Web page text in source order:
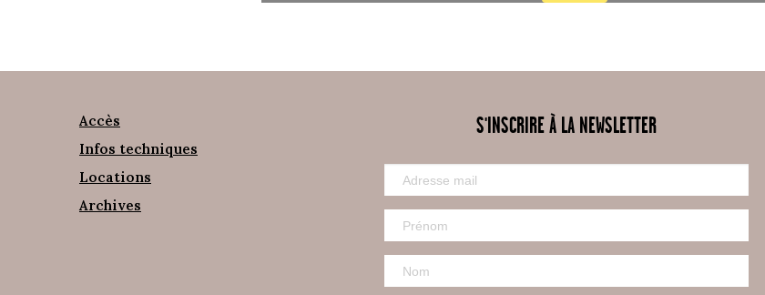
Accès
Infos techniques
Locations
Archives
S'INSCRIRE À LA NEWSLETTER